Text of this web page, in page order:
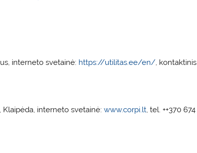
interneto svetainė: https://utilitas.ee/en/, kontaktinis
Klaipėda, interneto svetainė:www.corpi.lt, tel. ++370 674